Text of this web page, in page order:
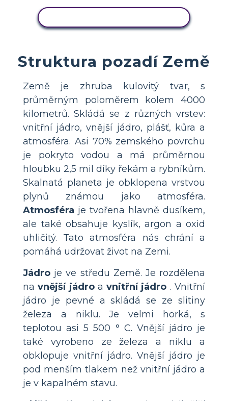
Struktura pozadí Země
Země je zhruba kulovitý tvar, s
průměrným poloměrem kolem 4000
kilometrů. Skládá se z různých vrstev:
vnitřní jádro, vnější jádro, plášť, kůra a
atmosféra. Asi 70% zemského povrchu
je pokryto vodou a má průměrnou
hloubku 2,5 mil díky řekám a rybníkům.
Skalnatá planeta je obklopena vrstvou
plynů známou jako atmosféra.
Atmosféra je tvořena hlavně dusíkem,
ale také obsahuje kyslík, argon a oxid
uhličitý. Tato atmosféra nás chrání a
pomáhá udržovat život na Zemi.
Jádro je ve středu Země. Je rozdělena
navnější jádroavnitřní jádro . Vnitřní
jádro je pevné a skládá se ze slitiny
železa a niklu. Je velmi horká, s
teplotou asi 5 500 ° C. Vnější jádro je
také vyrobeno ze železa a niklu a
obklopuje vnitřní jádro. Vnější jádro je
pod menším tlakem než vnitřní jádro a
je v kapalném stavu.